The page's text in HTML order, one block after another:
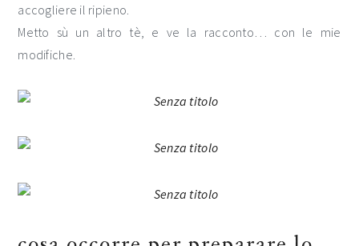
accogliere il ripieno.
Metto sù un altro tè, e ve la racconto… con le mie
modifiche.